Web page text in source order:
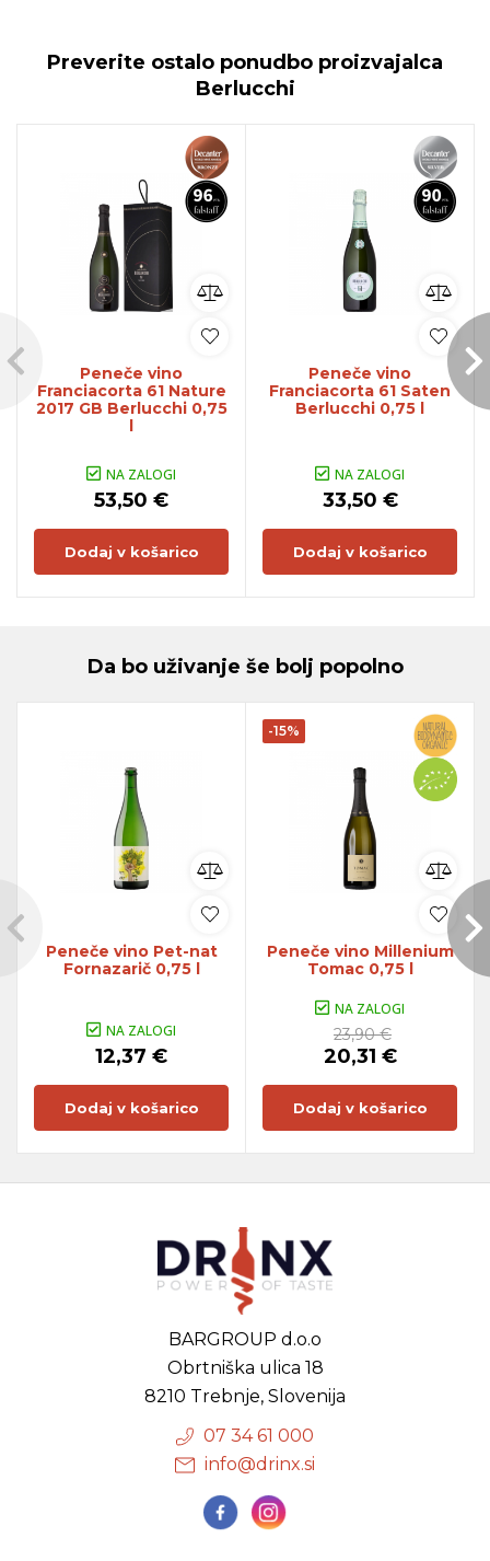
Preverite ostalo ponudbo proizvajalca
Berlucchi
Peneče vino
Franciacorta 61 Nature
2017 GB Berlucchi 0,75
l
NA ZALOGI
53,50 €
Dodaj v košarico
Peneče vino
Franciacorta 61 Saten
Berlucchi 0,75 l
NA ZALOGI
33,50 €
Dodaj v košarico
Da bo uživanje še bolj popolno
Peneče vino Pet-nat
Fornazarič 0,75 l
NA ZALOGI
12,37 €
Dodaj v košarico
-15%
Peneče vino Millenium
Tomac 0,75 l
NA ZALOGI
23,90 €
20,31 €
Dodaj v košarico
BARGROUP d.o.o
Obrtniška ulica 18
8210 Trebnje, Slovenija
07 34 61 000
info@drinx.si